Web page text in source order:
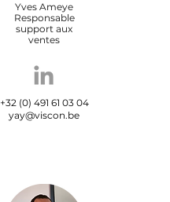
Yves Ameye
Responsable
support aux
ventes
+32 (0) 491 61 03 04
yay@viscon.be